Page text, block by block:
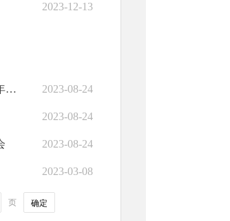
2023-12-13
广河县“互联网+监管”、“双随机、一公开”、“涉企信息归集”、“证照分离”上半年工作进展情况通报 2023-08-24
2023-08-24
2023-08-24
2023-03-08
页 确定